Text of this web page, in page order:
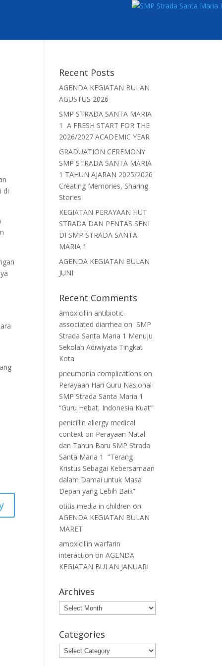
di
Recent Posts
AGENDA KEGIATAN BULAN
AGUSTUS 2026
SMP STRADA SANTA MARIA
1 A FRESH START FOR THE
2026/2027 ACADEMIC YEAR
GRADUATION CEREMONY
SMP STRADA SANTA MARIA
1 TAHUN AJARAN 2025/2026
Creating Memories, Sharing
Stories
KEGIATAN PERAYAAN HUT
STRADA DAN PENTAS SENI
DI SMP STRADA SANTA
MARIA 1
AGENDA KEGIATAN BULAN
JUNI
Recent Comments
amoxicillin antibiotic-
associated diarrhea on SMP
Strada Santa Maria 1 Menuju
Sekolah Adiwiyata Tingkat
Kota
pneumonia complications on
Perayaan Hari Guru Nasional
SMP Strada Santa Maria 1
“Guru Hebat, Indonesia Kuat”
penicillin allergy medical
context on Perayaan Natal
dan Tahun Baru SMP Strada
Santa Maria 1 “Terang
Kristus Sebagai Kebersamaan
dalam Damai untuk Masa
Depan yang Lebih Baik”
otitis media in children on
AGENDA KEGIATAN BULAN
MARET
amoxicillin warfarin
interaction onAGENDA
KEGIATAN BULAN JANUARI
Archives
Archives
Categories
Categories